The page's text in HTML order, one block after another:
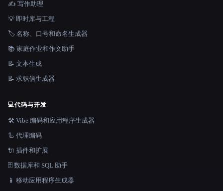
✍️ 写作助理
💡 即时库与工程
🏷️ 名称、口号和命名生成器
📚 家庭作业和作文助手
📝 文本生成
📝 求职信生成器
💻代码与开发
🛠️ Vibe 编码和应用程序生成器
🦾 代理编码
🔌 插件和扩展
🗄️ 数据库和 SQL 助手
📱 移动应用程序生成器